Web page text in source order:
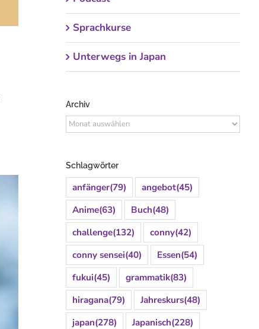
Sprachkurse
Unterwegs in Japan
Archiv
Archiv
Schlagwörter
anfänger(79) angebot(45)
Anime(63) Buch(48)
challenge(132) conny(42)
conny sensei(40) Essen(54)
fukui(45) grammatik(83)
hiragana(79) Jahreskurs(48)
japan(278) Japanisch(228)